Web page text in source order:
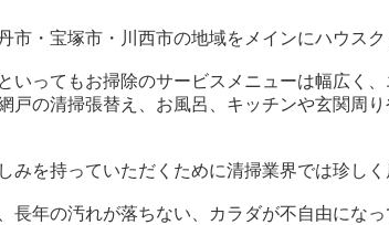
市・宝塚市・川西市の地域をメインにハウスク
いってもお掃除のサービスメニューは幅広く
戸の清掃張替え、お風呂、キッチンや玄関周
みを持っていただくために清掃業界では珍し
長年の汚れが落ちない、カラダが不自由にな